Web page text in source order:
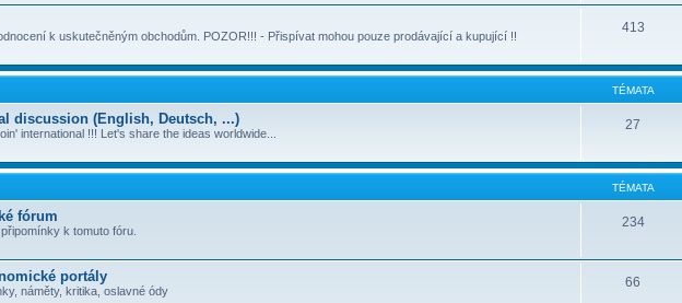
k uskutečněným obchodům. POZOR!!! - Přispívat mohou pouze prodávající a kupující !!
413
TÉMATA
discussion (English, Deutsch, ...)
international !!! Let's share the ideas worldwide...
27
TÉMATA
fórum
k tomuto fóru.
234
portály
náměty, kritika, oslavné ódy
66